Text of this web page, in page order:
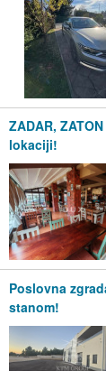
ZADAR,
lokaciji!
Poslovna
stanom!